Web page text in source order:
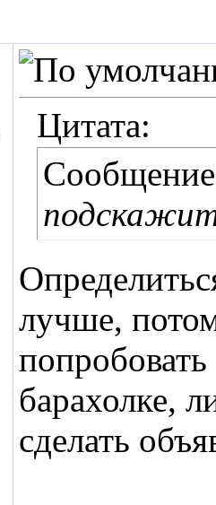
Цитата:
лучше,
барахолке,
сделать